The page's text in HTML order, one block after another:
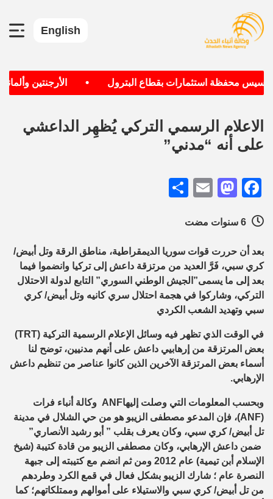
English
محفظة استثمارات بقطاع البترول الأرجنتين
الاعلام الرسمي التركي يُظهِر الداعشي
على أنه “مدني”
Facebook
Mastodon
Email
بعد أن حررت قوات سوريا الديمقراطية، مناطق الرقة وتل أبيض/
كري سبي، فَرَّ العديد من مرتزقة داعش إلى تركيا وانضموا فيما
بعد إلى ما يسمى”الجيش الوطني السوري” التابع لدولة الاحتلال
التركي، وشاركوا في هجمة احتلال سري كانيه وتل أبيض/ كري
سبي وتهديد الشعب الكردي
في الوقت الذي تظهر فيه وسائل الإعلام الرسمية التركية (TRT
)
بعض المرتزقة من إرهابيي داعش على أنهم مدنيين، توضح لنا
أسماء بعض المرتزقة الآخرين الذين كانوا عناصر من تنظيم داعش
الإرهابي.
وبحسب المعلومات التي وصلت إليهاANF وكالة أنباء فرات
(
ANF)، فإن المدعو مصطفى الزيبو هو من حي الشلال في مدينة
تل أبيض/ كري سبي، وكان يعرف بقلب ” أبو رشيد الأنصاري”
ضمن داعش الإرهابي، وكان مصطفى الزيبو من قادة كتيبة (شيخ
الإسلام أبن تيمية) عام 2012 ومن ثم انضم مع كتيبته إلى جبهة
النصرة عام ؛ شارك الزيبو بشكل فعال في قمع الكرد وطردهم
من تل أبيض/ كري سبي والاستيلاء على أموالهم وممتلكاتهم؛ كما